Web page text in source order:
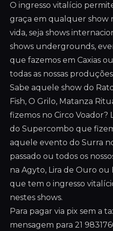
O ingresso vitalício
graça em qualquer show
vida, seja shows
shows undergrounds,
que fazemos em Caxias
todas as nossas
Sabe aquele show do
Fish, O Grilo, Matanza
fizemos no Circo
do Supercombo que
aquele evento do Surra
passado ou todos os
na Agyto, Lira de Ouro ou
que tem o ingresso
nestes shows.
Para pagar via pix sem a
mensagem para 21